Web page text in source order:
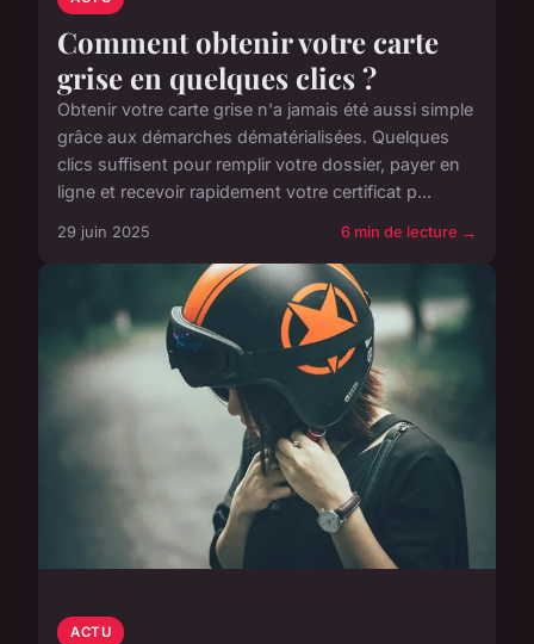
Comment obtenir votre carte
grise en quelques clics ?
Obtenir votre carte grise n'a jamais été aussi simple
grâce aux démarches dématérialisées. Quelques
clics suffisent pour remplir votre dossier, payer en
ligne et recevoir rapidement votre certificat p...
29 juin 2025 6 min de lecture →
ACTU